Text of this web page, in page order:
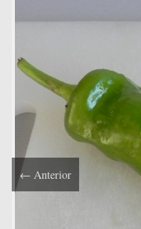
← Anterior